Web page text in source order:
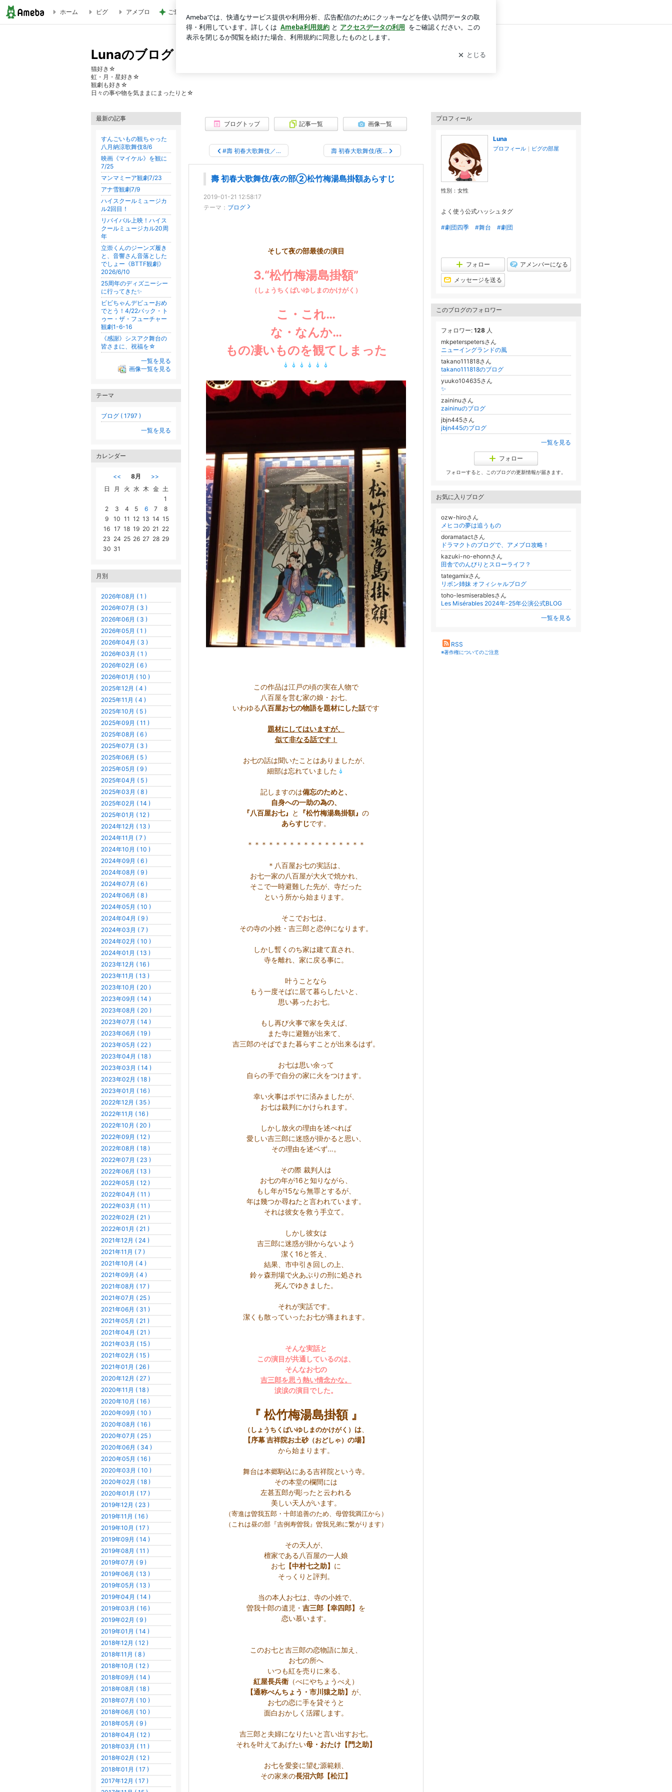
壽 初春大歌舞伎/夜の部②松竹梅湯島掛額あらすじ | Lunaのブログ
ホーム ピグ アメブロ ご褒美に食べた1個630円のマカロン ログイン
Lunaのブログ
猫好き☆
虹・月・星好き☆
観劇も好き☆
日々の事や物を気ままにまったりと☆
ブログトップ 記事一覧 画像一覧
#壽 初春大歌舞伎／… 壽 初春大歌舞伎/夜…
壽 初春大歌舞伎/夜の部②松竹梅湯島掛額あらすじ
2019-01-21 12:58:17
テーマ： ブログ
そして夜の部最後の演目
3.“松竹梅湯島掛額”
（しょうちくばいゆしまのかけがく）
こ・これ…
な・なんか…
もの凄いものを観てしまった
この作品は江戸の頃の実在人物で
八百屋を営む家の娘・お七、
いわゆる八百屋お七の物語を題材にした話です
題材にしてはいますが、
似て非なる話です！
お七の話は聞いたことはありましたが、
細部は忘れていました
記しますのは備忘のためと、
自身への一助の為の、
『八百屋お七』 と 『松竹梅湯島掛額』 の
あらすじです。
＊＊＊＊＊＊＊＊＊＊＊＊＊＊＊＊＊
＊八百屋お七の実話は、
お七一家の八百屋が大火で焼かれ、
そこで一時避難した先が、寺だった
という所から始まります。
そこでお七は、
その寺の小姓・吉三郎と恋仲になります。
しかし暫くのち家は建て直され、
寺を離れ、家に戻る事に。
叶うことなら
もう一度そばに居て暮らしたいと、
思い募ったお七。
もし再び火事で家を失えば、
また寺に避難が出来て、
吉三郎のそばでまた暮らすことが出来るはず。
お七は思い余って
自らの手で自分の家に火をつけます。
幸い火事はボヤに済みましたが、
お七は裁判にかけられます。
しかし放火の理由を述べれば
愛しい吉三郎に迷惑が掛かると思い、
その理由を述ベず…。
その際 裁判人は
お七の年が16と知りながら、
もし年が15なら無罪とするが、
年は幾つか尋ねたと言われています。
それは彼女を救う手立て。
しかし彼女は
吉三郎に迷惑が掛からないよう
潔く16と答え、
結果、市中引き回しの上、
鈴ヶ森刑場で火あぶりの刑に処され
死んでゆきました。
それが実話です。
潔くも散っていったお七が痛まれます。
そんな実話と
この演目が共通しているのは、
そんなお七の
吉三郎を思う熱い情念かな。
涙涙の演目でした。
『 松竹梅湯島掛額 』
（しょうちくばいゆしまのかけがく） は、
【序幕 吉祥院お土砂（おどしゃ） の場】
から始まります。
舞台は本郷駒込にある吉祥院という寺。
その本堂の欄間には
左甚五郎が彫ったと云われる
美しい天人がいます。
（寄進は曽我五郎・十郎追善のため、母曽我満江から）
（これは昼の部『吉例寿曽我』曽我兄弟に繋がります）
その天人が、
檀家である八百屋の一人娘
お七 【中村七之助】 に
そっくりと評判。
当の本人お七は、 寺の小姓で、
曽我十郎の遺児・ 吉三郎【幸四郎】 を
恋い慕います。
このお七と吉三郎の恋物語に加え、
お七の所へ
いつも紅を売りに来る、
紅屋長兵衛 （べにやちょうべえ）
【通称べんちょう・市川猿之助】 が、
お七の恋に手を貸そうと
面白おかしく活躍します。
吉三郎と夫婦になりたいと言い出すお七。
それを叶えてあげたい母・おたけ【門之助】
お七を愛妾に望む源範頼、
その家来の長沼六郎【松江】
プロフィール
Luna
プロフィール ｜ ピグの部屋
性別： 女性
よく使う公式ハッシュタグ
#劇団四季 #舞台 #劇団
フォロー アメンバーになる
メッセージを送る
このブログのフォロワー
フォロワー: 128 人
mkpeterspetersさん
ニューイングランドの風
takano111818さん
takano111818のブログ
yuuko104635さん
✨
zaininuさん
zaininuのブログ
jbjn445さん
jbjn445のブログ
一覧を見る
フォロー
フォローすると、このブログの更新情報が届きます。
お気に入りブログ
ozw-hiroさん
メヒコの夢は追うもの
doramatactさん
ドラマクトのブログで、アメブロ攻略！
kazuki-no-ehonnさん
田舎でのんびりとスローライフ？
tategamixさん
リボン姉妹 オフィシャルブログ
toho-lesmiserablesさん
Les Misérables 2024年-25年公演公式BLOG
一覧を見る
RSS
※著作権についてのご注意
最新の記事
すんごいもの観ちゃった
八月納涼歌舞伎8/6
映画《マイケル》を観に
7/25
マンマミーア観劇7/23
アナ雪観劇7/9
ハイスクールミュージカ
ル2回目！
リバイバル上映！ハイス
クールミュージカル20周
年
立崇くんのジーンズ履き
と、音響さん音落とした
でしょー《BTTF観劇》
2026/6/10
25周年のディズニーシー
に行ってきた✨
ビビちゃんデビューおめ
でとう！4/22バック・ト
ゥー・ザ・フューチャー
観劇1-6-16
《感謝》シスアク舞台の
皆さまに、祝福を☆
一覧を見る
画像一覧を見る
テーマ
ブログ ( 1797 )
一覧を見る
カレンダー
<< 8月
>>
日
月 火 水 木 金 土
1
2
3 4 5 6 7
8
9
10 11 12 13 14 15
16 17 18 19 20 21 22
23 24 25 26 27 28 29
30 31
月別
2026年08月 ( 1 )
2026年07月 ( 3 )
2026年06月 ( 3 )
2026年05月 ( 1 )
2026年04月 ( 3 )
2026年03月 ( 1 )
2026年02月 ( 6 )
2026年01月 ( 10 )
2025年12月 ( 4 )
2025年11月 ( 4 )
2025年10月 ( 5 )
2025年09月 ( 11 )
2025年08月 ( 6 )
2025年07月 ( 3 )
2025年06月 ( 5 )
2025年05月 ( 9 )
2025年04月 ( 5 )
2025年03月 ( 8 )
2025年02月 ( 14 )
2025年01月 ( 12 )
2024年12月 ( 13 )
2024年11月 ( 7 )
2024年10月 ( 10 )
2024年09月 ( 6 )
2024年08月 ( 9 )
2024年07月 ( 6 )
2024年06月 ( 8 )
2024年05月 ( 10 )
2024年04月 ( 9 )
2024年03月 ( 7 )
2024年02月 ( 10 )
2024年01月 ( 13 )
2023年12月 ( 16 )
2023年11月 ( 13 )
2023年10月 ( 20 )
2023年09月 ( 14 )
2023年08月 ( 20 )
2023年07月 ( 14 )
2023年06月 ( 19 )
2023年05月 ( 22 )
2023年04月 ( 18 )
2023年03月 ( 14 )
2023年02月 ( 18 )
2023年01月 ( 16 )
2022年12月 ( 35 )
2022年11月 ( 16 )
2022年10月 ( 20 )
2022年09月 ( 12 )
2022年08月 ( 18 )
2022年07月 ( 23 )
2022年06月 ( 13 )
2022年05月 ( 12 )
2022年04月 ( 11 )
2022年03月 ( 11 )
2022年02月 ( 21 )
2022年01月 ( 21 )
2021年12月 ( 24 )
2021年11月 ( 7 )
2021年10月 ( 4 )
2021年09月 ( 4 )
2021年08月 ( 17 )
2021年07月 ( 25 )
2021年06月 ( 31 )
2021年05月 ( 21 )
2021年04月 ( 21 )
2021年03月 ( 15 )
2021年02月 ( 15 )
2021年01月 ( 26 )
2020年12月 ( 27 )
2020年11月 ( 18 )
2020年10月 ( 16 )
2020年09月 ( 10 )
2020年08月 ( 16 )
2020年07月 ( 25 )
2020年06月 ( 34 )
2020年05月 ( 16 )
2020年03月 ( 10 )
2020年02月 ( 18 )
2020年01月 ( 17 )
2019年12月 ( 23 )
2019年11月 ( 16 )
2019年10月 ( 17 )
2019年09月 ( 14 )
2019年08月 ( 11 )
2019年07月 ( 9 )
2019年06月 ( 13 )
2019年05月 ( 13 )
2019年04月 ( 14 )
2019年03月 ( 16 )
2019年02月 ( 9 )
2019年01月 ( 14 )
2018年12月 ( 12 )
2018年11月 ( 8 )
2018年10月 ( 12 )
2018年09月 ( 14 )
2018年08月 ( 18 )
2018年07月 ( 10 )
2018年06月 ( 10 )
2018年05月 ( 9 )
2018年04月 ( 12 )
2018年03月 ( 11 )
2018年02月 ( 12 )
2018年01月 ( 17 )
2017年12月 ( 17 )